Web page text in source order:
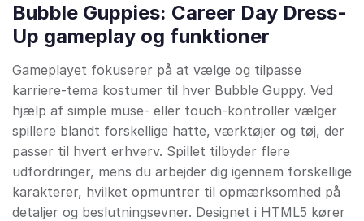
Bubble Guppies: Career Day Dress-
Up gameplay og funktioner
Gameplayet fokuserer på at vælge og tilpasse
karriere-tema kostumer til hver Bubble Guppy. Ved
hjælp af simple muse- eller touch-kontroller vælger
spillere blandt forskellige hatte, værktøjer og tøj, der
passer til hvert erhverv. Spillet tilbyder flere
udfordringer, mens du arbejder dig igennem forskellige
karakterer, hvilket opmuntrer til opmærksomhed på
detaljer og beslutningsevner. Designet i HTML5 kører